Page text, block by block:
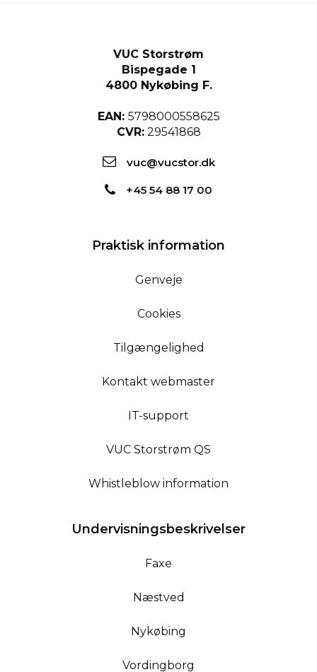
VUC Storstrøm
Bispegade 1
4800 Nykøbing F.
EAN: 5798000558625
CVR:29541868
vuc@vucstor.dk
+45 54 88 17 00
Praktisk information
Genveje
Cookies
Tilgængelighed
Kontakt webmaster
IT-support
VUC Storstrøm QS
Whistleblow information
Undervisningsbeskrivelser
Faxe
Næstved
Nykøbing
Vordingborg